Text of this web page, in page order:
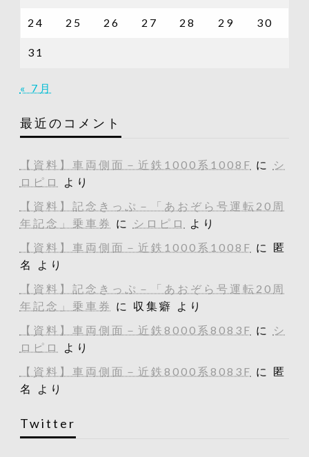
24 25 26 27 28 29 30
31
« 7月
最近のコメント
【資料】車両側面－近鉄1000系1008F に
シ
ロピロ
より
【資料】記念きっぷ－「あおぞら号運転20周
年記念」乗車券 に シロピロ
より
【資料】車両側面－近鉄1000系1008F に 匿
名
より
【資料】記念きっぷ－「あおぞら号運転20周
年記念」乗車券 に 収集癖 より
【資料】車両側面－近鉄8000系8083F に
シ
ロピロ
より
【資料】車両側面－近鉄8000系8083F に 匿
名
より
Twitter